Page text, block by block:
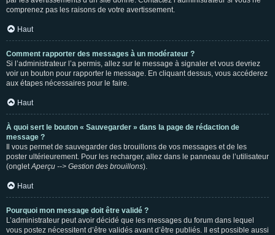
comprenez pas les raisons de votre avertissement.
Haut
Comment rapporter des messages à un modérateur ?
Si l’administrateur l’a permis, allez sur le message à signaler et vous devriez
voir un bouton pour rapporter le message. En cliquant dessus, vous accéderez
aux étapes nécessaires pour le faire.
Haut
À quoi sert le bouton « Sauvegarder » dans la page de rédaction de
message ?
Il vous permet de sauvegarder des brouillons de vos messages et de les
poster ultérieurement. Pour les recharger, allez dans le panneau de l’utilisateur
(ongletAperçu --> Gestion des brouillons).
Haut
Pourquoi mon message doit être validé ?
L’administrateur peut avoir décidé que les messages du forum dans lequel
vous postez nécessitent d’être validés avant d’être publiés. Il est possible aussi